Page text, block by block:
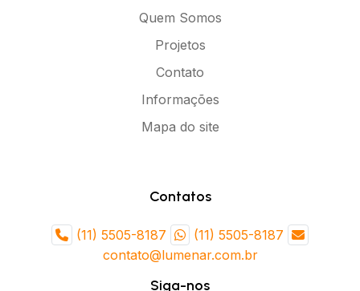
Itatiba
Ribeirão Pires
Itanhaém Cubatão
Ourinhos
Assis
Quem Somos
Projetos
Contato
Informações
Mapa do site
Contatos
(11) 5505-8187
(11) 5505-8187
contato@lumenar.com.br
Siga-nos